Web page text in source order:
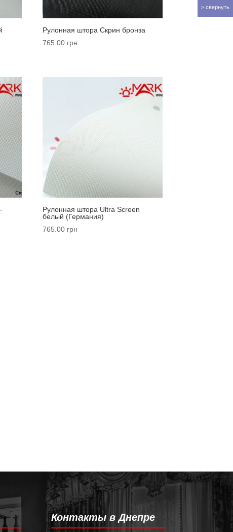
Рулонная штора Cкрин бронза
765.00 грн
Рулонная штора Ultra Screen
белый (Германия)
765.00 грн
Контакты в Днепре